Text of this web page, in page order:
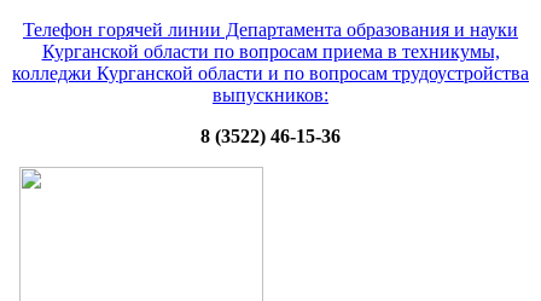
Телефон горячей линии Департамента образования и науки
Курганской области по вопросам приема в техникумы,
колледжи Курганской области и по вопросам трудоустройства
выпускников:
8 (3522) 46-15-36